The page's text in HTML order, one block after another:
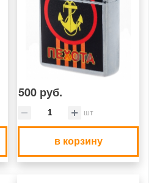
500 руб.
шт
в корзину